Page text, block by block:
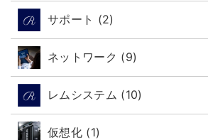
サポート (2)
ネットワーク (9)
レムシステム (10)
仮想化 (1)